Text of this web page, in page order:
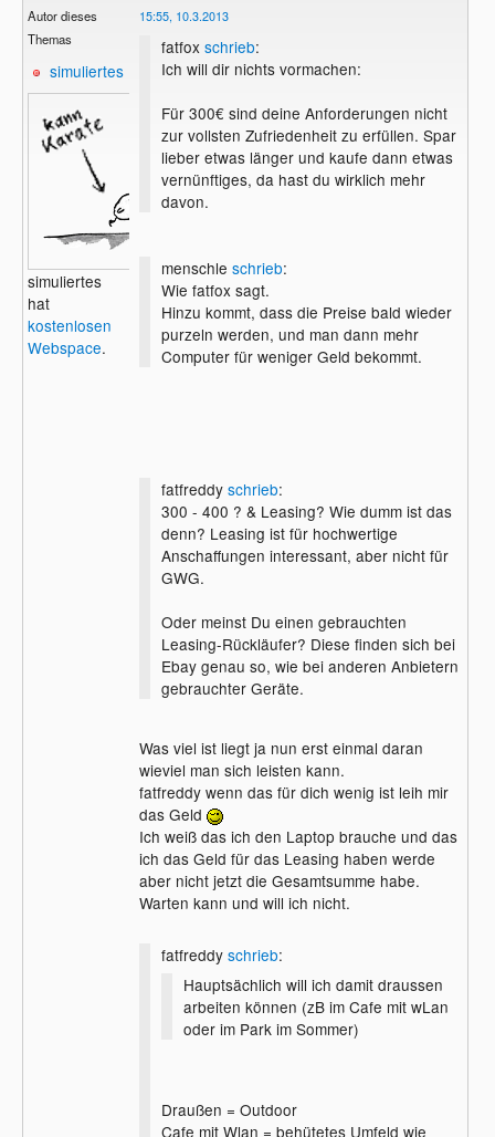
Autor dieses
Themas
simuliertes
simuliertes
hat
kostenlosen
Webspace.
15:55, 10.3.2013
fatfox schrieb:
Ich will dir nichts vormachen:
Für 300€ sind deine Anforderungen nicht
zur vollsten Zufriedenheit zu erfüllen. Spar
lieber etwas länger und kaufe dann etwas
vernünftiges, da hast du wirklich mehr
davon.
menschle schrieb:
Wie fatfox sagt.
Hinzu kommt, dass die Preise bald wieder
purzeln werden, und man dann mehr
Computer für weniger Geld bekommt.
fatfreddy schrieb:
300 - 400 ? & Leasing? Wie dumm ist das
denn? Leasing ist für hochwertige
Anschaffungen interessant, aber nicht für
GWG.
Oder meinst Du einen gebrauchten
Leasing-Rückläufer? Diese finden sich bei
Ebay genau so, wie bei anderen Anbietern
gebrauchter Geräte.
Was viel ist liegt ja nun erst einmal daran
wieviel man sich leisten kann.
fatfreddy wenn das für dich wenig ist leih mir
das Geld
Ich weiß das ich den Laptop brauche und das
ich das Geld für das Leasing haben werde
aber nicht jetzt die Gesamtsumme habe.
Warten kann und will ich nicht.
fatfreddy schrieb:
Hauptsächlich will ich damit draussen
arbeiten können (zB im Cafe mit wLan
oder im Park im Sommer)
Draußen = Outdoor
Cafe mit Wlan = behütetes Umfeld wie